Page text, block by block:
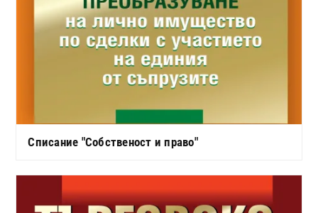
Списание "Собственост и право"